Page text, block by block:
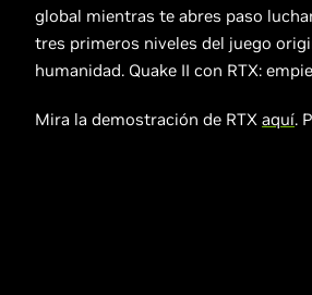
global mientras te abres paso
tres primeros niveles del juego
humanidad. Quake II con RTX:
Mira la demostración de RTX aquí.